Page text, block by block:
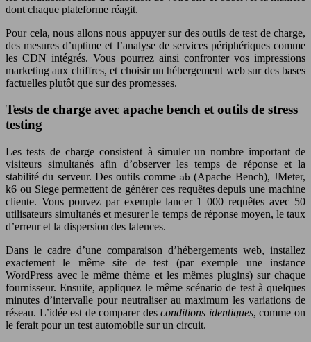
dont chaque plateforme réagit.
Pour cela, nous allons nous appuyer sur des outils de test de charge,
des mesures d’uptime et l’analyse de services périphériques comme
les CDN intégrés. Vous pourrez ainsi confronter vos impressions
marketing aux chiffres, et choisir un hébergement web sur des bases
factuelles plutôt que sur des promesses.
Tests de charge avec apache bench et outils de stress
testing
Les tests de charge consistent à simuler un nombre important de
visiteurs simultanés afin d’observer les temps de réponse et la
stabilité du serveur. Des outils comme ab (Apache Bench), JMeter,
k6 ou Siege permettent de générer ces requêtes depuis une machine
cliente. Vous pouvez par exemple lancer 1 000 requêtes avec 50
utilisateurs simultanés et mesurer le temps de réponse moyen, le taux
d’erreur et la dispersion des latences.
Dans le cadre d’une comparaison d’hébergements web, installez
exactement le même site de test (par exemple une instance
WordPress avec le même thème et les mêmes plugins) sur chaque
fournisseur. Ensuite, appliquez le même scénario de test à quelques
minutes d’intervalle pour neutraliser au maximum les variations de
réseau. L’idée est de comparer desconditions identiques, comme on
le ferait pour un test automobile sur un circuit.